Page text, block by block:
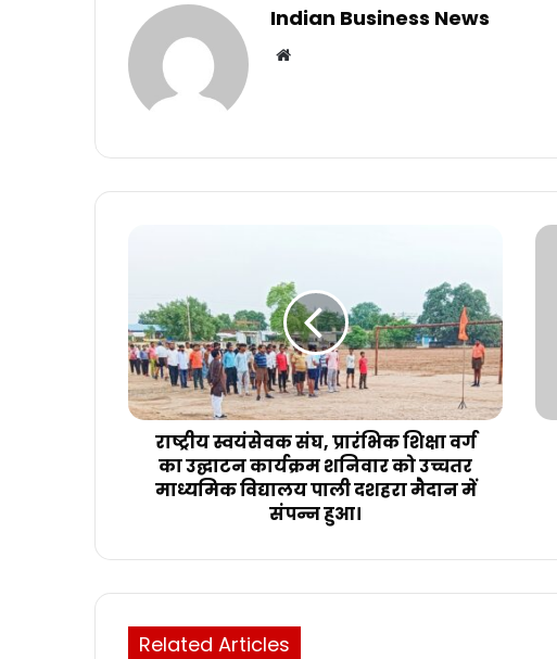
Indian Business News
Website
राष्ट्रीय स्वयंसेवक संघ, प्रारंभिक शिक्षा वर्ग
का उद्घाटन कार्यक्रम शनिवार को उच्चतर
माध्यमिक विद्यालय पाली दशहरा मैदान में
संपन्न हुआ।
Related Articles